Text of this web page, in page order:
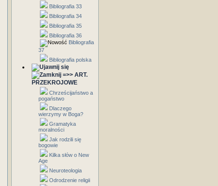
Bibliografia 33
Bibliografia 34
Bibliografia 35
Bibliografia 36
Bibliografia
37
Bibliografia polska
=>> ART.
PRZEKROJOWE
Chrześcijaństwo a
pogaństwo
Dlaczego
wierzymy w Boga?
Gramatyka
moralności
Jak rodzili się
bogowie
Kilka słów o New
Age
Neuroteologia
Odrodzenie religii